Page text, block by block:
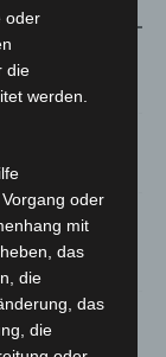
zeigt ihre
Hannover-West
oder
die
werden.
oder
mit
das
die
das
die